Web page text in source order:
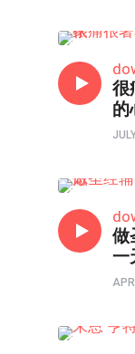
很
的
做
一